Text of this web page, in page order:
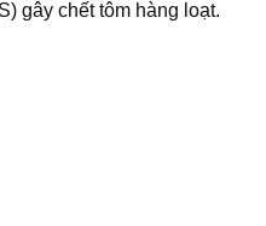
gây chết tôm hàng loạt.